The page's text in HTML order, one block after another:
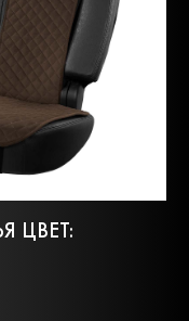
ЦВЕТ: